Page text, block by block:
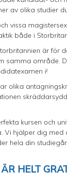
av olika studier
vissa
både i
är för
samma område.
i!
olika
kursen och
Vi hjälper dig
hela din
HELT